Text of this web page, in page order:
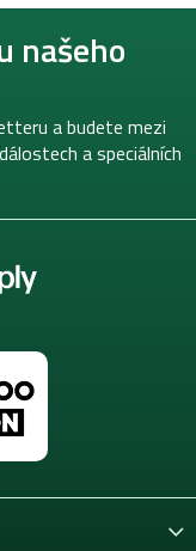
našeho
a budete mezi
a speciálních